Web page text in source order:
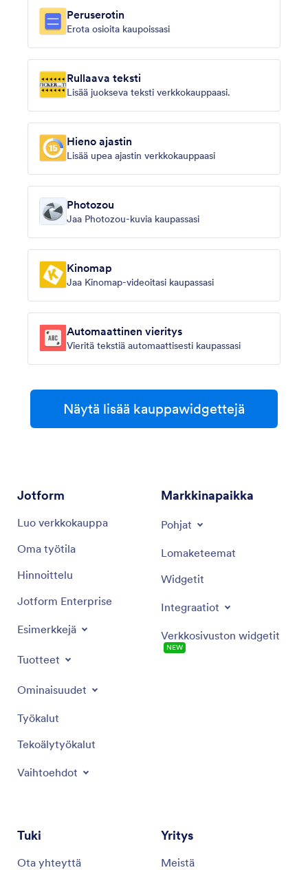
Peruserotin
Erota osioita kaupoissasi
Rullaava teksti
Lisää juokseva teksti verkkokauppaasi.
Hieno ajastin
Lisää upea ajastin verkkokauppaasi
Photozou
Jaa Photozou-kuvia kaupassasi
Kinomap
Jaa Kinomap-videoitasi kaupassasi
Automaattinen vieritys
Vieritä tekstiä automaattisesti kaupassasi
Näytä lisää kauppawidgettejä
Jotform
Luo verkkokauppa
Oma työtila
Hinnoittelu
Jotform Enterprise
Esimerkkejä
Tuotteet
Ominaisuudet
Työkalut
Tekoälytyökalut
Vaihtoehdot
Markkinapaikka
Pohjat
Lomaketeemat
Widgetit
Integraatiot
Verkkosivuston widgetit
NEW
Tuki
Ota yhteyttä
Yritys
Meistä